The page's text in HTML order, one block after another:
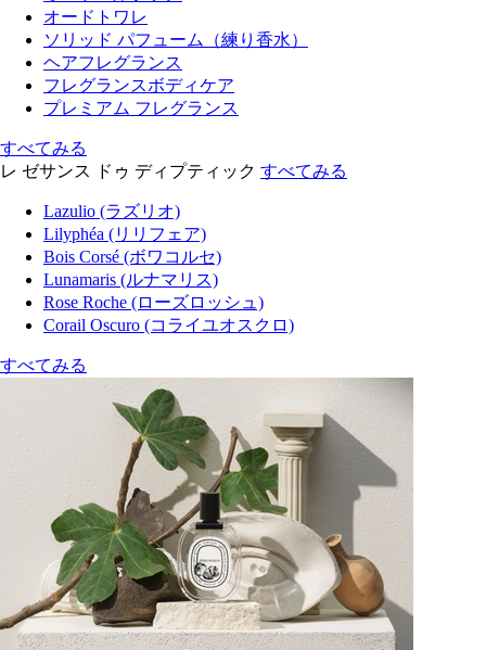
オードトワレ
ソリッド パフューム（練り香水）
ヘアフレグランス
フレグランスボディケア
プレミアム フレグランス
すべてみる
レ ゼサンス ドゥ ディプティック すべてみる
Lazulio (ラズリオ)
Lilyphéa (リリフェア)
Bois Corsé (ボワコルセ)
Lunamaris (ルナマリス)
Rose Roche (ローズロッシュ)
Corail Oscuro (コライユオスクロ)
すべてみる